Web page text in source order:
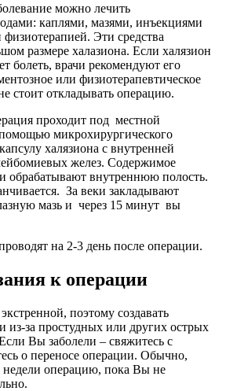
можно лечить
каплями, мазями, инъекциями
Эти средства
размере халазиона. Если халязион
болеть, врачи рекомендуют его
или физиотерапевтическое
стоит откладывать операцию.
проходит под местной
микрохирургического
халязиона с внутренней
желез. Содержимое
обрабатывают внутреннюю полость.
За веки закладывают
мазь и через 15 минут вы
на 2-3 день после операции.
к операции
поэтому создавать
из-за простудных или других острых
Вы заболели – свяжитесь с
о переносе операции. Обычно,
недели операцию, пока Вы не